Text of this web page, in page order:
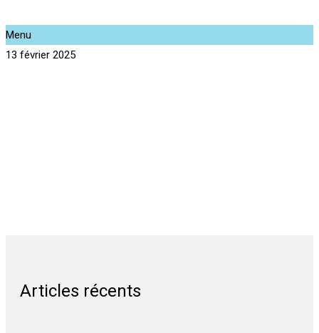
Menu
13 février 2025
Articles récents